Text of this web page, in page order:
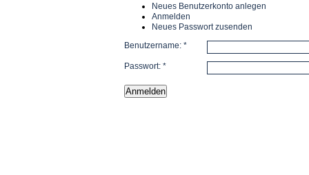
Neues Benutzerkonto anlegen
Anmelden
Neues Passwort zusenden
Benutzername: *
Passwort: *